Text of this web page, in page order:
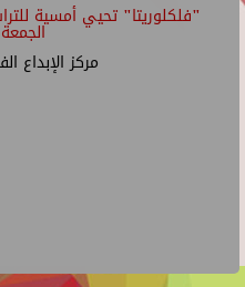
"فلكلوريتا" تحيي أمسية
مركز الإبداع